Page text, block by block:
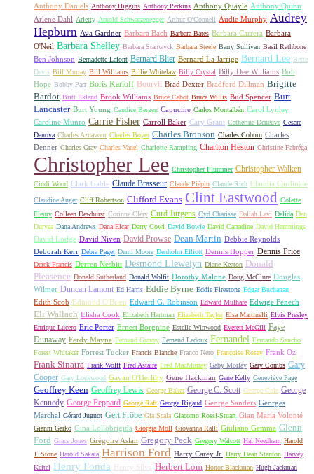
Anthony Daniels Anthony Higgins Anthony Perkins Anthony Quayle Anthony Quinn
Arlene Dahl Arletty Arnold Schwarzenegger Arthur O'Connell Audie Murphy Audrey
Hepburn Ava Gardner Barbara Bach Barbara Bates Barbara Carrera Barbara
O'Neil Barbara Shelley Barbara Stanwyck Barbara Steele Barry Sullivan Basil Rathbone
Ben Johnson Bernadette Lafont Bernard Blier Bernard La Jarrige Bernard Lee Bette
Davis Bill Murray Bill Williams Billie Whitelaw Billy Crystal Billy Dee Williams Bob
Hope Bobby Parr Boris Karloff Bourvil Brad Dexter Bradford Dillman Brigitte
Bardot Britt Ekland Brook Williams Bruce Cabot Bruce Willis Bud Spencer Burt
Lancaster Burt Young Candice Bergen Capucine Carlos Montalbán Carol Lynley
Caroline Munro Carrie Fisher Carroll Baker Cary Grant Catherine Deneuve Cesare
Danova Charles Aznavour Charles Boyer Charles Bronson Charles Coburn Charles
Denner Charles Gray Charles Vanel Charlotte Rampling Charlton Heston Christine Fabréga
Christopher Lee Christopher Plummer Christopher Walken
Cindi Wood Clark Gable Claude Brasseur Claude Piéplu Claude Rich Claudia Cardinale
Claudine Auger Cliff Robertson Clifford Evans Clint Eastwood Colette
Fleury Colleen Dewhurst Corinne Cléry Curd Jürgens Cyd Charisse Daliah Lavi Dalida Dan
Duryea Dana Andrews Dana Elcar Darry Cowl David Bowie David Carradine David Hemmings
David Lodge David Niven David Prowse Dean Martin Debbie Reynolds
Deborah Kerr Debra Paget Demi Moore Denholm Elliott Dennis Hopper Dennis Price
Derek Francis Derren Nesbitt Desmond Llewelyn Diane Keaton Donald
Pleasence Donald Sutherland Donald Wolfit Dorothy Malone Doug McClure Douglas
Wilmer Duncan Lamont Ed Harris Eddie Byrne Eddie Firestone Edgar Buchanan
Edith Scob Edmond O'Brien Edward G. Robinson Edward Mulhare Edwige Fenech
Eli Wallach Elisha Cook Elizabeth Hartman Elizabeth Taylor Elsa Martinelli Elvis Presley
Enrique Lucero Eric Porter Ernest Borgnine Estelle Winwood Everett McGill Faye
Dunaway Ferdy Mayne Fernand Gravey Fernand Ledoux Fernandel Fernando Sancho
Forest Whitaker Forrest Tucker Francis Blanche Franco Nero Françoise Rosay Frank Oz
Frank Sinatra Frank Wolff Fred Astaire Fred MacMurray Gaby Morlay Gary Combs Gary
Cooper Gary Lockwood Gavan O'Herlihy Gene Hackman Gene Kelly Geneviève Page
Geoffrey Keen Geoffrey Lewis George Baker George C. Scott George Cole George
Kennedy George Peppard George Raft George Rigaud George Sanders Georges
Marchal Gérard Jugnot Gert Fröbe Gia Scala Giacomo Rossi-Stuart Gian Maria Volonté
Gianni Garko Gina Lollobrigida Giorgia Moll Giovanna Ralli Giuliano Gemma Glenn
Ford Grace Jones Grégoire Aslan Gregory Peck Gregory Walcott Hal Needham Harold
J. Stone Harold Sakata Harrison Ford Harry Carey Jr. Harry Dean Stanton Harvey
Keitel Henry Fonda Henry Silva Herbert Lom Honor Blackman Hugh Jackman